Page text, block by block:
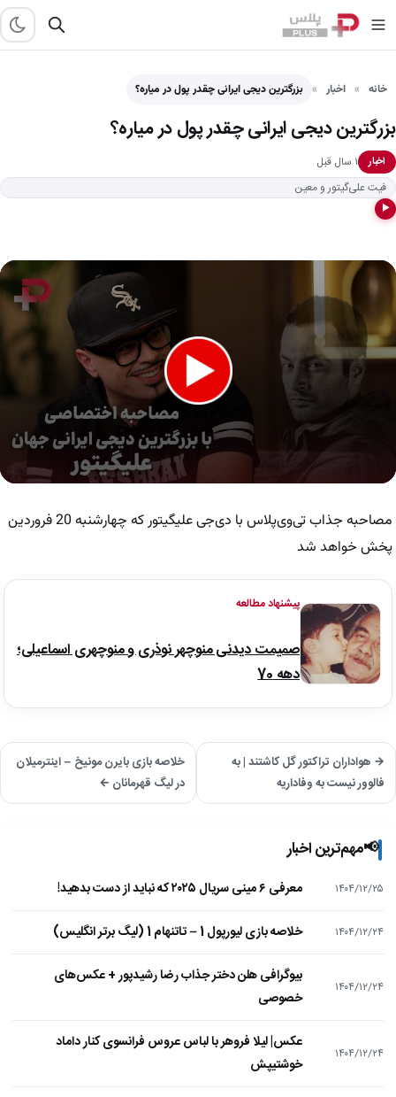
خانه اخبار بزرگترین دیجی ایرانی چقدر پول در میاره؟
بزرگترین دیجی ایرانی چقدر پول در میاره؟
اخبار
۱ سال قبل
فیت علی‌گیتور و معین
▶
of
50مصاحبه جذاب تی‌وی‌پلاس با دی‌جی علیگیتور که چهارشنبه 20 فروردین
پخش خواهد شد
پیشنهاد مطالعه
صمیمت دیدنی منوچهر نوذری و منوچهری اسماعیلی؛
دهه 70
→ هواداران تراکتور گل کاشتند | به
فالوور نیست به وفاداریه
خلاصه بازی بایرن مونیخ – اینترمیلان
در لیگ قهرمانان ←
📢مهم‌ترین اخبار
۱۴۰۴/۱۲/۲۵ معرفی ۶ مینی سریال ۲۰۲۵ که نباید از دست بدهید!
۱۴۰۴/۱۲/۲۴ خلاصه بازی لیورپول 1 – تاتنهام 1 (لیگ برتر انگلیس)
۱۴۰۴/۱۲/۲۴
بیوگرافی هلن دختر جذاب رضا رشیدپور + عکس‌های
خصوصی
۱۴۰۴/۱۲/۲۴
عکس| لیلا فروهر با لباس عروس فرانسوی کنار داماد
خوشتیپش